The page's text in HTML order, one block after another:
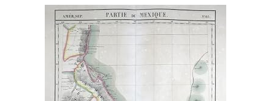
Art & Collectibles